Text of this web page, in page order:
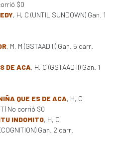
$0
, H, C (UNTIL SUNDOWN) Gan. 1
, M, M (GSTAAD II) Gan. 5 carr.
DE ACA, H, C (GSTAAD II) Gan. 1
QUE ES DE ACA, H, C
No corrió $0
INDOMITO, H, C
Gan. 2 carr.